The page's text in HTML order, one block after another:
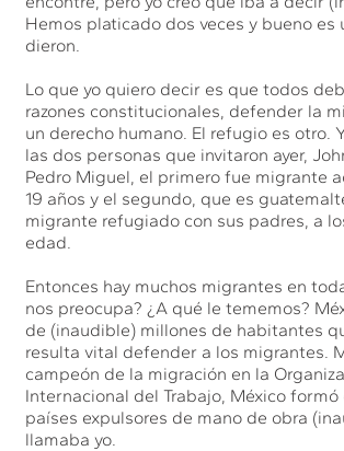
Hemos platicado dos veces y bueno es
dieron.
Lo que yo quiero decir es que todos
razones constitucionales, defender la
un derecho humano. El refugio es otro.
las dos personas que invitaron ayer,
Pedro Miguel, el primero fue migrante
19 años y el segundo, que es
migrante refugiado con sus padres, a
edad.
Entonces hay muchos migrantes en
nos preocupa? ¿A qué le tememos?
de (inaudible) millones de habitantes
resulta vital defender a los migrantes.
campeón de la migración en la
Internacional del Trabajo, México
países expulsores de mano de obra
llamaba yo.